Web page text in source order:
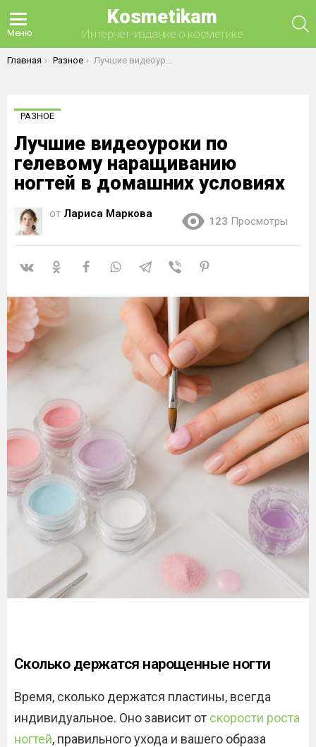
Меню
Kosmetikam
Интернет-издание о косметике
Вы здесь:
Главная Разное Лучшие видеоуроки по гелевому наращиванию ногтей в домашних условиях
РАЗНОЕ
Лучшие видеоуроки по
гелевому наращиванию
ногтей в домашних условиях
от Лариса Маркова
123 Просмотры
Сколько держатся нарощенные ногти
Время, сколько держатся пластины, всегда
индивидуальное. Оно зависит от скорости роста
ногтей, правильного ухода и вашего образа